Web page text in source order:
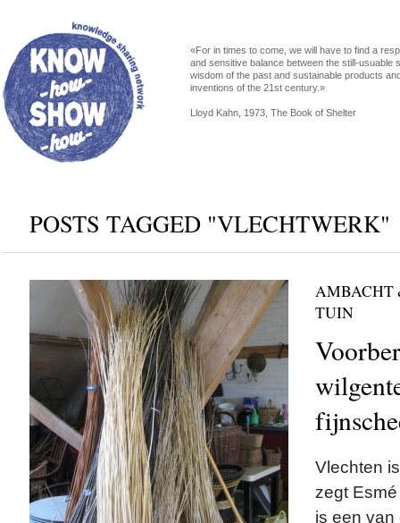
«For in times to come, we will have to find a
and sensitive balance between the still-usuable
wisdom of the past and sustainable products
inventions of the 21st century.»
Lloyd Kahn, 1973, The Book of Shelter
POSTS TAGGED "VLECHTWERK"
AMBACHT
TUIN
Vlechten
zegt
is een van